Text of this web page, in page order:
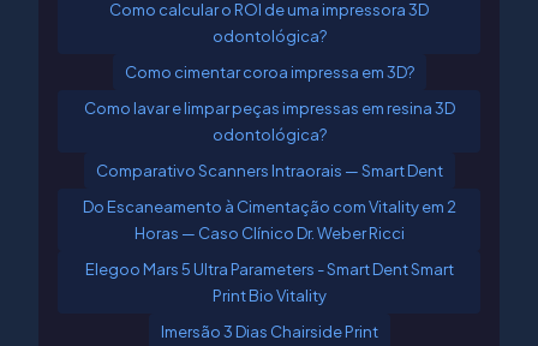
Como calcular o ROI de uma impressora 3D
odontológica?
Como cimentar coroa impressa em 3D?
Como lavar e limpar peças impressas em resina 3D
odontológica?
Comparativo Scanners Intraorais — Smart Dent
Do Escaneamento à Cimentação com Vitality em 2
Horas — Caso Clínico Dr. Weber Ricci
Elegoo Mars 5 Ultra Parameters - Smart Dent Smart
Print Bio Vitality
Imersão 3 Dias Chairside Print